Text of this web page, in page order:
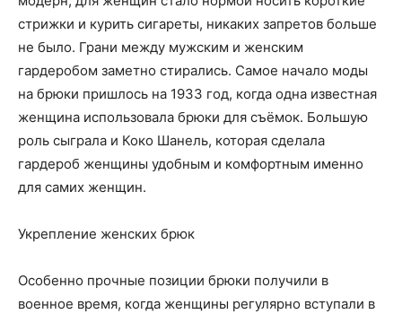
стрижки и курить сигареты, никаких запретов больше
не было. Грани между мужским и женским
гардеробом заметно стирались. Самое начало моды
на брюки пришлось на 1933 год, когда одна известная
женщина использовала брюки для съёмок. Большую
роль сыграла и Коко Шанель, которая сделала
гардероб женщины удобным и комфортным именно
для самих женщин.
Укрепление женских брюк
Особенно прочные позиции брюки получили в
военное время, когда женщины регулярно вступали в